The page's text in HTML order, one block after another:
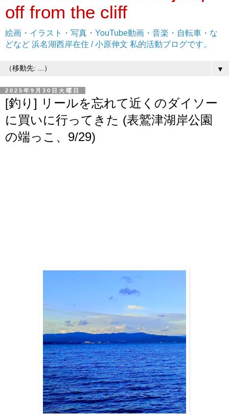
off from the cliff
絵画・イラスト・写真・YouTube動画・音楽・自転車・な
どなど 浜名湖西岸在住 / 小原伸文 私的活動ブログです。
▼
2025年9月30日火曜日
[釣り] リールを忘れて近くのダイソー
に買いに行ってきた (表鷲津湖岸公園
の端っこ、9/29)